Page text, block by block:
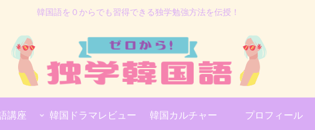
韓国語を０からでも習得できる独学勉強方法を伝授！
講座 韓国ドラマレビュー 韓国カルチャー プロフィール